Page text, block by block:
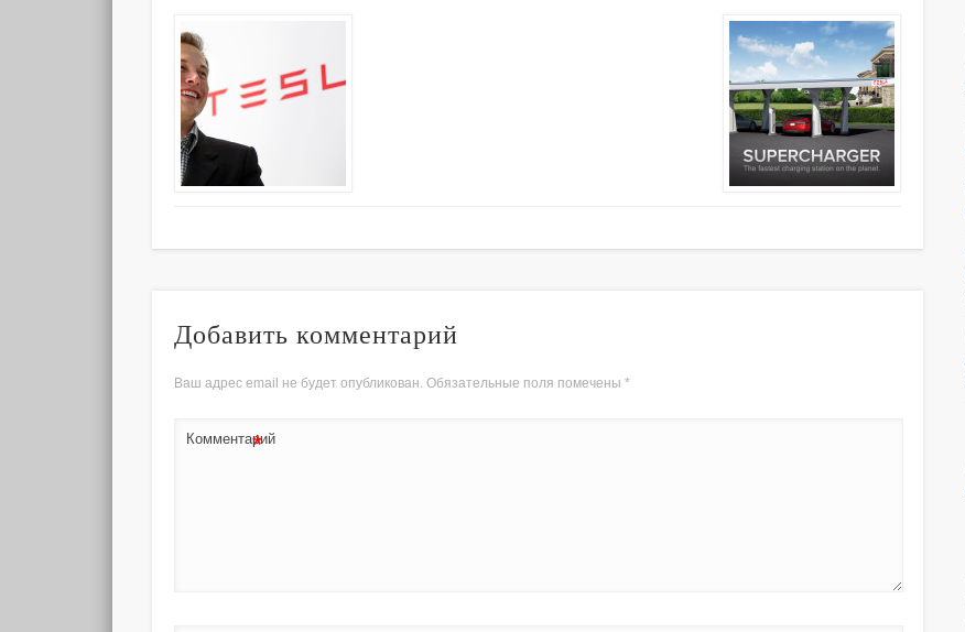
Добавить комментарий
Ваш адрес email не будет опубликован. Обязательные поля помечены*
Комментарий
*